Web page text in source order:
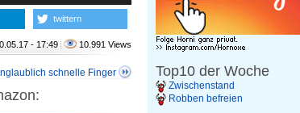
twittern
- 17:49 | 10.991 Views
schnelle Finger Top10 der Woche
Zwischenstand
Robben befreien